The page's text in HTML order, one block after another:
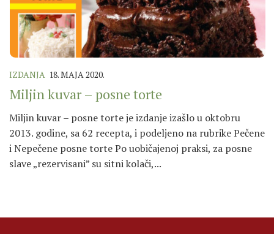
IZDANJA 18. MAJA 2020.
Miljin kuvar – posne torte
Miljin kuvar – posne torte je izdanje izašlo u oktobru
2013. godine, sa 62 recepta, i podeljeno na rubrike Pečene
i Nepečene posne torte Po uobičajenoj praksi, za posne
slave „rezervisani” su sitni kolači,...